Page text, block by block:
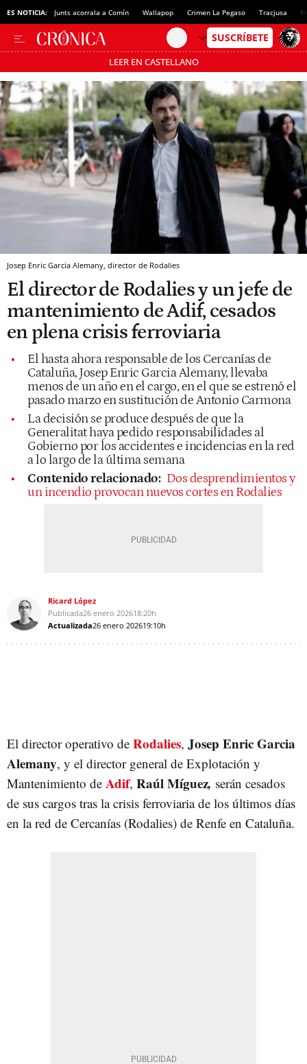
ES NOTICIA: Junts acorrala a Comín Wallapop Crimen La Pegaso Tracjusa
LEER EN CASTELLANO
Pásate al MODO AHORRO
Josep Enric Garcia Alemany, director de Rodalies
El director de Rodalies y un jefe de
mantenimiento de Adif, cesados
en plena crisis ferroviaria
El hasta ahora responsable de los Cercanías de
Cataluña, Josep Enric Garcia Alemany, llevaba
menos de un año en el cargo, en el que se estrenó el
pasado marzo en sustitución de Antonio Carmona
La decisión se produce después de que la
Generalitat haya pedido responsabilidades al
Gobierno por los accidentes e incidencias en la red
a lo largo de la última semana
Contenido relacionado: Dos desprendimientos y
un incendio provocan nuevos cortes en Rodalies
Ricard López
Publicada26 enero 202618:20h
Actualizada26 enero 202619:10h
El director operativo de Rodalies, Josep Enric Garcia
Alemany, y el director general de Explotación y
Mantenimiento de Adif, Raúl Míguez, serán cesados
de sus cargos tras la crisis ferroviaria de los últimos días
en la red de Cercanías (Rodalies) de Renfe en Cataluña.